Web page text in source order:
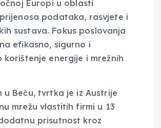
Europi u oblasti
podataka, rasvjete i
sustava. Fokus poslovanja
efikasno, sigurno i
korištenje energije i mrežnih
u Beču, tvrtka je iz Austrije
mrežu vlastitih firmi u 13
prisutnost kroz